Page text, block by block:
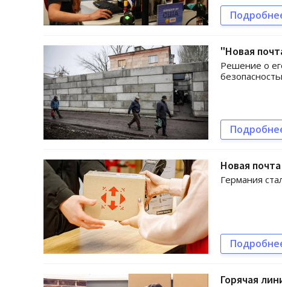
"Новая
Решение о
Новая
Германия
Горячая